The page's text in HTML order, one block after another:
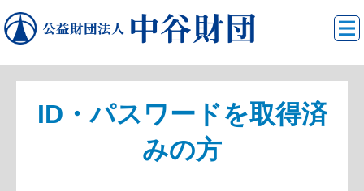
ID・パスワードを取得済
みの方